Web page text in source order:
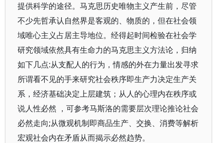
提供科学的途径。马克思历史唯物主义产生前，尽管
不少先哲承认自然界是客观的、物质的，但在社会领
域唯心主义占居主导地位。经得起时间检验在社会学
研究领域依然具有生命力的马克思主义方法论，归纳
如下几点:从支配人的行为，情感的外在力量出发寻求
所谓看不见的手来研究社会秩序即生产力决定生产关
系，经济基础决定上层建筑；从人的心理内在秩序或
说人性必然 ，可参考马斯洛的需要层次理论推论社会
必然走向;从微观机制即商品生产、交换、消费等解析
宏观社会内在矛盾从而揭示必然趋势。